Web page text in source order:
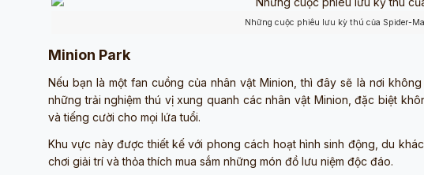
Những cuộc phiêu lưu kỳ thú của Spider-
Minion Park
Nếu bạn là một fan cuồng của nhân vật Minion, thì đây sẽ là nơi
những trải nghiệm thú vị xung quanh các nhân vật Minion, đặc biệt
và tiếng cười cho mọi lứa tuổi.
Khu vực này được thiết kế với phong cách hoạt hình sinh động, du
chơi giải trí và thỏa thích mua sắm những món đồ lưu niệm độc đáo.